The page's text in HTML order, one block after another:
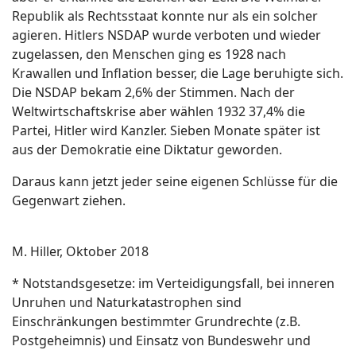
Republik als Rechtsstaat konnte nur als ein solcher
agieren. Hitlers NSDAP wurde verboten und wieder
zugelassen, den Menschen ging es 1928 nach
Krawallen und Inflation besser, die Lage beruhigte sich.
Die NSDAP bekam 2,6% der Stimmen. Nach der
Weltwirtschaftskrise aber wählen 1932 37,4% die
Partei, Hitler wird Kanzler. Sieben Monate später ist
aus der Demokratie eine Diktatur geworden.
Daraus kann jetzt jeder seine eigenen Schlüsse für die
Gegenwart ziehen.
M. Hiller, Oktober 2018
* Notstandsgesetze: im Verteidigungsfall, bei inneren
Unruhen und Naturkatastrophen sind
Einschränkungen bestimmter Grundrechte (z.B.
Postgeheimnis) und Einsatz von Bundeswehr und